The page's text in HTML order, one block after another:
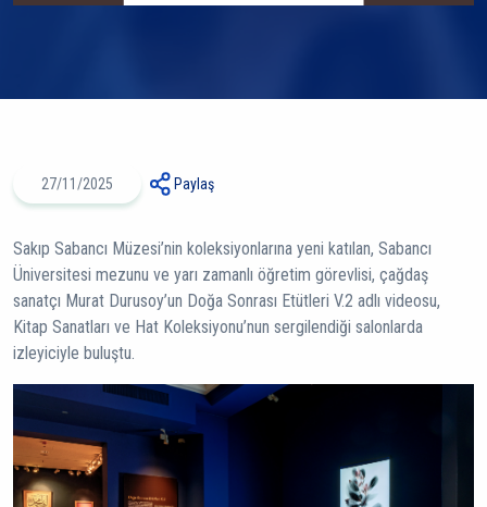
27/11/2025 Paylaş
Sakıp Sabancı Müzesi’nin koleksiyonlarına yeni katılan, Sabancı
Üniversitesi mezunu ve yarı zamanlı öğretim görevlisi, çağdaş
sanatçı Murat Durusoy’un Doğa Sonrası Etütleri V.2 adlı videosu,
Kitap Sanatları ve Hat Koleksiyonu’nun sergilendiği salonlarda
izleyiciyle buluştu.